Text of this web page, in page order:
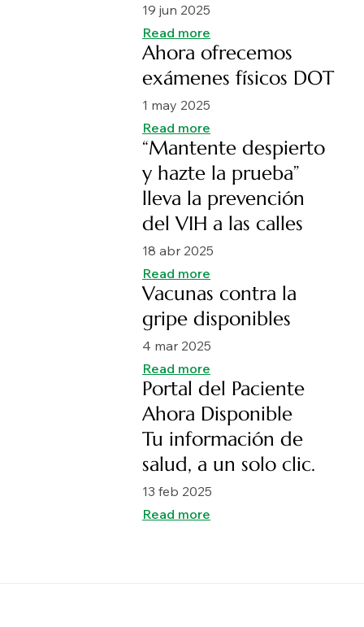
19 jun 2025
Read more
Ahora ofrecemos
exámenes físicos DOT
1 may 2025
Read more
“Mantente despierto
y hazte la prueba”
lleva la prevención
del VIH a las calles
18 abr 2025
Read more
Vacunas contra la
gripe disponibles
4 mar 2025
Read more
Portal del Paciente
Ahora Disponible
Tu información de
salud, a un solo clic.
13 feb 2025
Read more